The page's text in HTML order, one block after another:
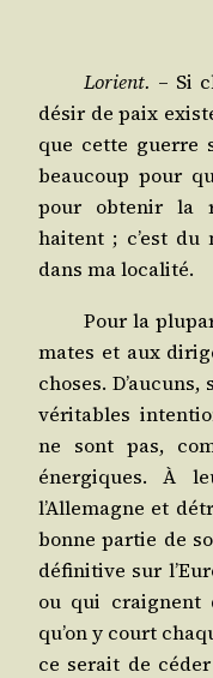
Lorient. – Si
désir de paix
que cette guerre
beau­coup pour
pour obte­nir la
haitent ; c’est du
dans ma localité.
Pour la
mates et aux
choses.
véri­tables
ne sont pas,
éner­giques. À
l’Allemagne et
bonne par­tie de
défi­ni­tive sur
ou qui craignent
qu’on y court
ce serait de